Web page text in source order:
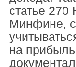
статье
Минфине,
на